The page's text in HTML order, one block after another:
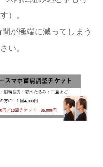
）。
が極端に減ってしまう
い。